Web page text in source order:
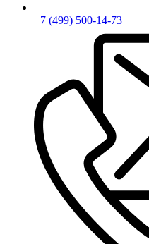
+7 (499) 500-14-73